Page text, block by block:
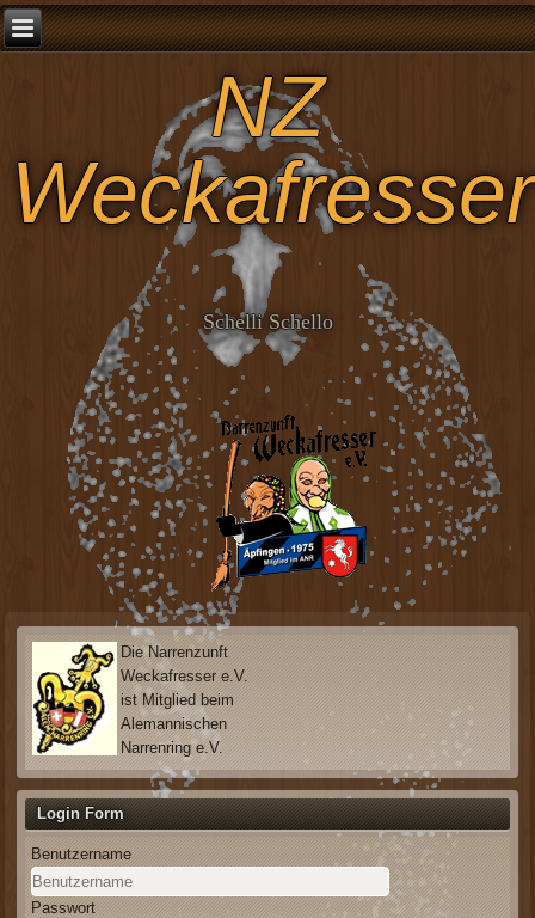
NZ
Weckafresser
Schelli Schello
Die Narrenzunft
Weckafresser e.V.
ist Mitglied beim
Alemannischen
Narrenring e.V.
Login Form
Benutzername
Passwort